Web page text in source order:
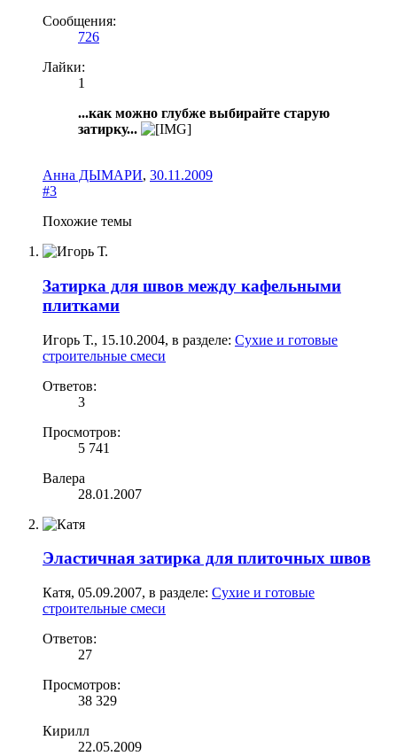
Сообщения:
726
Лайки:
1
...как можно глубже выбирайте старую
затирку...
Анна ДЫМАРИ, 30.11.2009
#3
Похожие темы
Затирка для швов между кафельными
плитками
Игорь Т., 15.10.2004, в разделе: Сухие и готовые
строительные смеси
Ответов:
3
Просмотров:
5 741
Валера
28.01.2007
Эластичная затирка для плиточных швов
Катя, 05.09.2007, в разделе: Сухие и готовые
строительные смеси
Ответов:
27
Просмотров:
38 329
Кирилл
22.05.2009